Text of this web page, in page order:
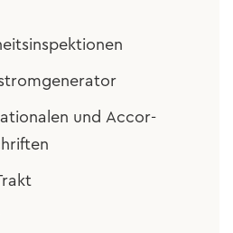
und Accor-